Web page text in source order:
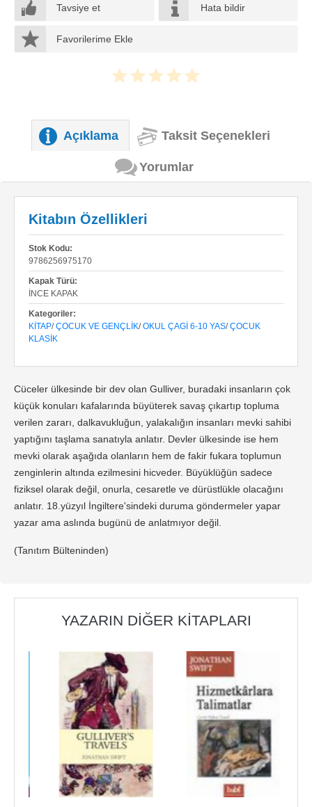
Tavsiye et Hata bildir
Favorilerime Ekle
Açıklama Taksit Seçenekleri
Yorumlar
Kitabın Özellikleri
Stok Kodu:
9786256975170
Kapak Türü:
İNCE KAPAK
Kategoriler:
KITAP/ÇOCUK VE GENÇLIK/OKUL ÇAGI 6-10 YAS/ÇOCUK
KLASIK
Cüceler ülkesinde bir dev olan Gulliver, buradaki insanların çok
küçük konuları kafalarında büyüterek savaş çıkartıp topluma
verilen zararı, dalkavukluğun, yalakalığın insanları mevki sahibi
yaptığını taşlama sanatıyla anlatır. Devler ülkesinde ise hem
mevki olarak aşağıda olanların hem de fakir fukara toplumun
zenginlerin altında ezilmesini hicveder. Büyüklüğün sadece
fiziksel olarak değil, onurla, cesaretle ve dürüstlükle olacağını
anlatır. 18.yüzyıl İngiltere'sindeki duruma göndermeler yapar
yazar ama aslında bugünü de anlatmıyor değil.
(Tanıtım Bülteninden)
YAZARIN DIĞER KITAPLARI